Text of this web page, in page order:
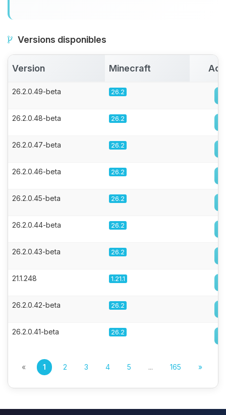
Versions disponibles
Version Minecraft
26.2.0.49-beta 26.2
26.2.0.48-beta 26.2
26.2.0.47-beta 26.2
26.2.0.46-beta 26.2
26.2.0.45-beta 26.2
26.2.0.44-beta 26.2
26.2.0.43-beta 26.2
21.1.248 1.21.1
26.2.0.42-beta 26.2
26.2.0.41-beta 26.2
« 1 2 3 4 5 ... 165 »